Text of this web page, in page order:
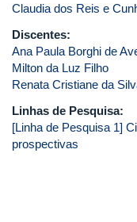
Claudia dos Reis e
Discentes:
Ana Paula Borghi de
Milton da Luz Filho
Renata Cristiane da
Linhas de Pesquisa:
[Linha de Pesquisa 1]
prospectivas